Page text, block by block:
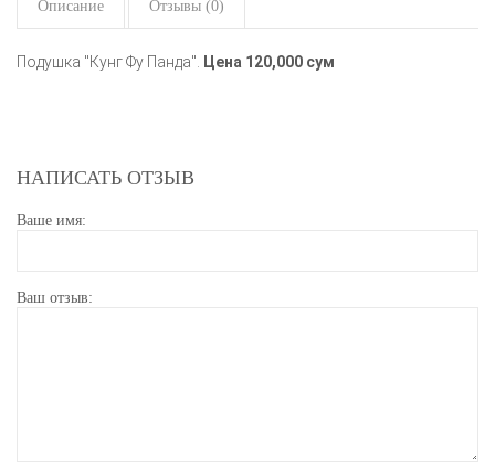
Описание Отзывы (0)
Подушка "Кунг Фу Панда". Цена 120,000 сум
НАПИСАТЬ ОТЗЫВ
Ваше имя:
Ваш отзыв: